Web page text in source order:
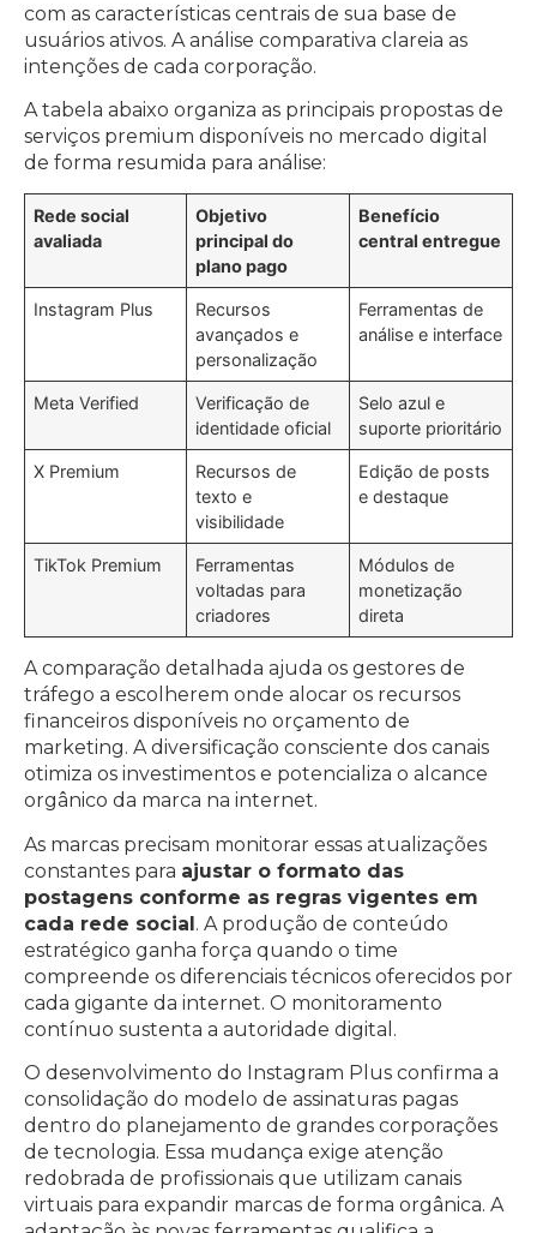
com as características centrais de sua base de
usuários ativos. A análise comparativa clareia as
intenções de cada corporação.
A tabela abaixo organiza as principais propostas de
serviços premium disponíveis no mercado digital
de forma resumida para análise:
Rede social
avaliada
Objetivo
principal do
plano pago
Benefício
central entregue
Instagram Plus
Recursos
avançados e
personalização
Ferramentas de
análise e interface
Meta Verified
Verificação de
identidade oficial
Selo azul e
suporte prioritário
X Premium
Recursos de
texto e
visibilidade
Edição de posts
e destaque
TikTok Premium
Ferramentas
voltadas para
criadores
Módulos de
monetização
direta
A comparação detalhada ajuda os gestores de
tráfego a escolherem onde alocar os recursos
financeiros disponíveis no orçamento de
marketing. A diversificação consciente dos canais
otimiza os investimentos e potencializa o alcance
orgânico da marca na internet.
As marcas precisam monitorar essas atualizações
constantes para ajustar o formato das
postagens conforme as regras vigentes em
cada rede social. A produção de conteúdo
estratégico ganha força quando o time
compreende os diferenciais técnicos oferecidos por
cada gigante da internet. O monitoramento
contínuo sustenta a autoridade digital.
O desenvolvimento do Instagram Plus confirma a
consolidação do modelo de assinaturas pagas
dentro do planejamento de grandes corporações
de tecnologia. Essa mudança exige atenção
redobrada de profissionais que utilizam canais
virtuais para expandir marcas de forma orgânica. A